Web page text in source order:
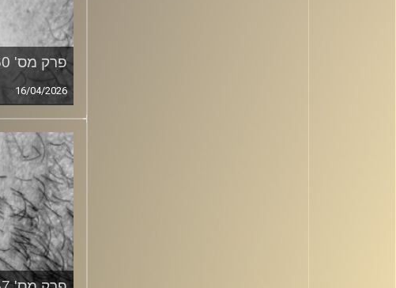
פרק מס' 360
16/04/2026